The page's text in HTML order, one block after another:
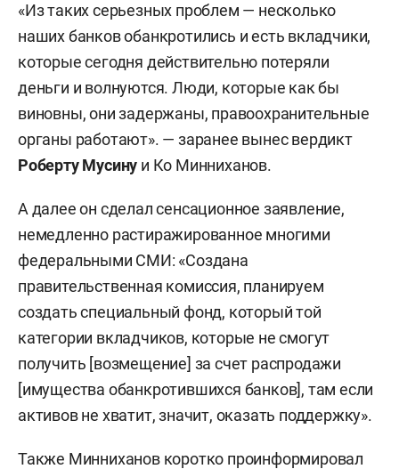
«Из таких серьезных проблем — несколько
наших банков обанкротились и есть вкладчики,
которые сегодня действительно потеряли
деньги и волнуются. Люди, которые как бы
виновны, они задержаны, правоохранительные
органы работают». — заранее вынес вердикт
Роберту Мусину и Ко Минниханов.
А далее он сделал сенсационное заявление,
немедленно растиражированное многими
федеральными СМИ: «Создана
правительственная комиссия, планируем
создать специальный фонд, который той
категории вкладчиков, которые не смогут
получить [возмещение] за счет распродажи
[имущества обанкротившихся банков], там если
активов не хватит, значит, оказать поддержку».
Также Минниханов коротко проинформировал